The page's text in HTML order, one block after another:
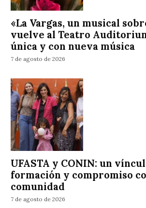
«La Vargas, un musical
vuelve al Teatro
única y con nueva música
7 de agosto de 2026
UFASTA y CONIN: un
formación y compromiso
comunidad
7 de agosto de 2026